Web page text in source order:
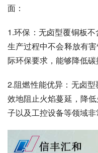
面：
1.环保：无卤型覆铜板
生产过程中不会释放有
际环保要求，能够降低碳
2.阻燃性能优异：无卤
效地阻止火焰蔓延，降
子以及工控设备等领域非